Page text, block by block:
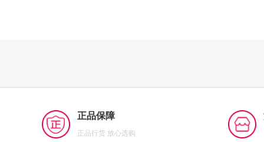
正品保障
正品行货 放心选购